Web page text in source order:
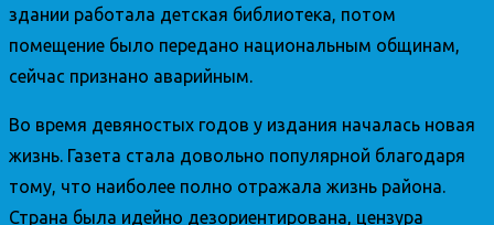
здании работала детская библиотека, потом
помещение было передано национальным общинам,
сейчас признано аварийным.
Во время девяностых годов у издания началась новая
жизнь. Газета стала довольно популярной благодаря
тому, что наиболее полно отражала жизнь района.
Страна была идейно дезориентирована, цензура